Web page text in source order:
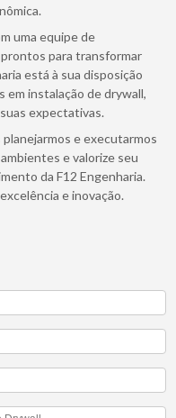
uma equipe de
para transformar
está à sua disposição
em instalação de drywall,
expectativas.
e executarmos
e valorize seu
da F12 Engenharia.
e inovação.